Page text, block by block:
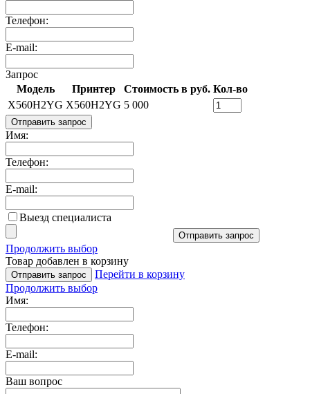
Телефон:
E-mail:
Запрос
Модель
Принтер Стоимость в руб. Кол-во
X560H2YG X560H2YG 5 000
Отправить запрос
Имя:
Телефон:
E-mail:
Выезд специалиста
Отправить запрос
Продолжить выбор
Товар добавлен в корзину
Отправить запрос
Перейти в корзину
Продолжить выбор
Имя:
Телефон:
E-mail:
Ваш вопрос